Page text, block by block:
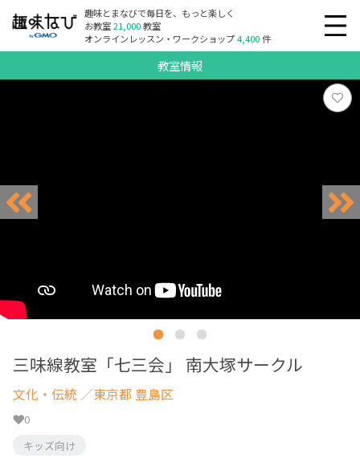
趣味とまなびで毎日を、もっと楽しく
お教室21,000教室
オンラインレッスン・ワークショップ4,400件
教室情報
三味線教室「七三会」 南大塚サークル
文化・伝統 ／東京都 豊島区
0
キッズ向け